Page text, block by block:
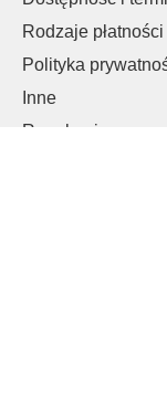
Rodzaje płatności
Polityka
Inne
Regulamin